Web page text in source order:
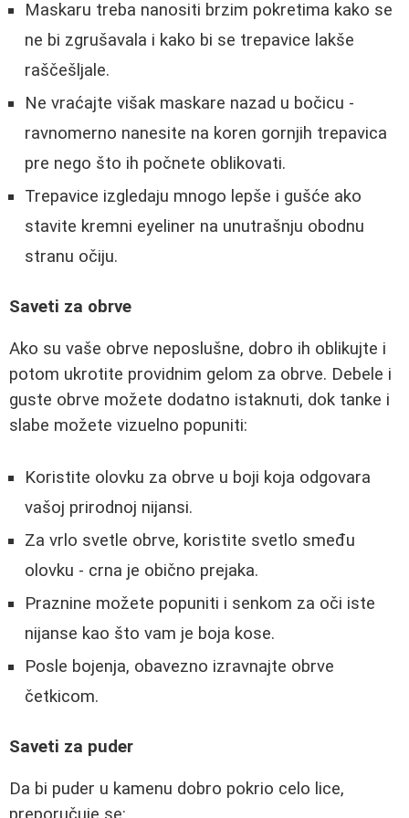
Maskaru treba nanositi brzim pokretima kako se
ne bi zgrušavala i kako bi se trepavice lakše
raščešljale.
Ne vraćajte višak maskare nazad u bočicu -
ravnomerno nanesite na koren gornjih trepavica
pre nego što ih počnete oblikovati.
Trepavice izgledaju mnogo lepše i gušće ako
stavite kremni eyeliner na unutrašnju obodnu
stranu očiju.
Saveti za obrve
Ako su vaše obrve neposlušne, dobro ih oblikujte i
potom ukrotite providnim gelom za obrve. Debele i
guste obrve možete dodatno istaknuti, dok tanke i
slabe možete vizuelno popuniti:
Koristite olovku za obrve u boji koja odgovara
vašoj prirodnoj nijansi.
Za vrlo svetle obrve, koristite svetlo smeđu
olovku - crna je obično prejaka.
Praznine možete popuniti i senkom za oči iste
nijanse kao što vam je boja kose.
Posle bojenja, obavezno izravnajte obrve
četkicom.
Saveti za puder
Da bi puder u kamenu dobro pokrio celo lice,